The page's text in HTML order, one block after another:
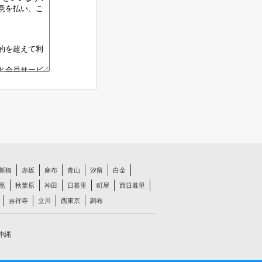
橋 赤坂 麻布 青山 汐留 白金
秋葉原 神田 日暮里 町屋 西日暮里
吉祥寺 立川 西東京 調布
縄